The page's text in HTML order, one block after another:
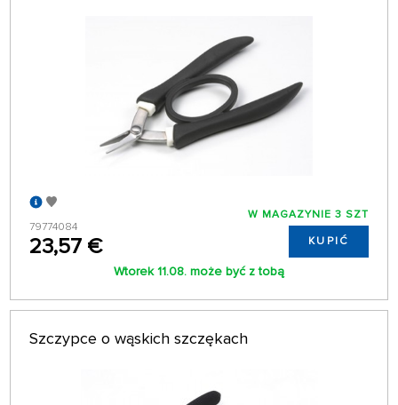
79774084
23,57 €
W MAGAZYNIE 3 SZT
KUPIĆ
Wtorek 11.08. może być z tobą
Szczypce o wąskich szczękach